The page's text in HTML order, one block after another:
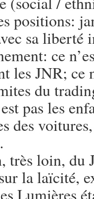
positions:
sa liberté
ce
les JNR; ce
du
pas les
des
très loin, du
la laïcité,
Lumières